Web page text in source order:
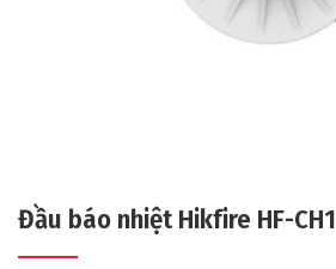
Đầu báo nhiệt Hikfire HF-CH1